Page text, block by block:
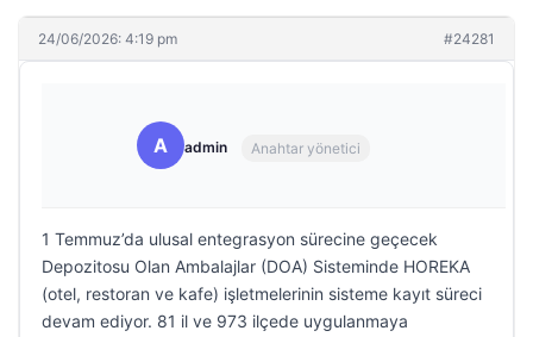
24/06/2026: 4:19 pm #24281
A admin Anahtar yönetici
1 Temmuz’da ulusal entegrasyon sürecine geçecek
Depozitosu Olan Ambalajlar (DOA) Sisteminde HOREKA
(otel, restoran ve kafe) işletmelerinin sisteme kayıt süreci
devam ediyor. 81 il ve 973 ilçede uygulanmaya